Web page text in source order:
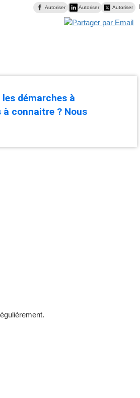
Autoriser Autoriser Autoriser
démarches à
connaitre ? Nous